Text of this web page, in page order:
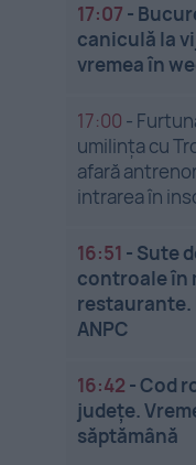
17:07 -
caniculă la
vremea în
17:00 -
umilința cu
afară
intrarea în
16:51 - Sute
controale în
restaurante.
ANPC
16:42 -Cod
județe.
săptămână